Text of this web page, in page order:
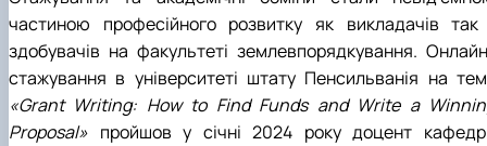
частиною професійного розвитку як викладачів так
здобувачів на факультеті землевпорядкування.
стажування в університеті штату Пенсильванія на
«Grant Writing: How to Find Funds and Write a
Proposal» пройшов у січні 2024 року доцент